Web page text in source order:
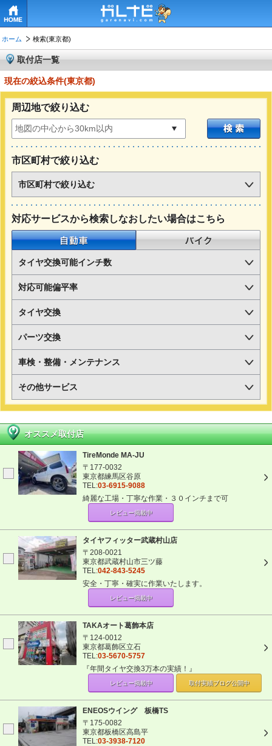
ホーム 検索(東京都)
取付店一覧
現在の絞込条件(東京都)
周辺地で絞り込む
市区町村で絞り込む
市区町村で絞り込む
対応サービスから検索しなおしたい場合はこちら
自動車
タイヤ交換可能インチ数
対応可能偏平率
タイヤ交換
パーツ交換
車検・整備・メンテナンス
その他サービス
オススメ取付店
TireMonde MA-JU
〒177-0032
東京都練馬区谷原
TEL:03-6915-9088
綺麗な工場・丁寧な作業・３０インチまで可
レビュー掲載中
タイヤフィッター武蔵村山店
〒208-0021
東京都武蔵村山市三ツ藤
TEL:042-843-5245
安全・丁寧・確実に作業いたします。
レビュー掲載中
TAKAオート葛飾本店
〒124-0012
東京都葛飾区立石
TEL:03-5670-5757
『年間タイヤ交換3万本の実績！』
レビュー掲載中 取付実績ブログ公開中
ENEOSウイング 板橋TS
〒175-0082
東京都板橋区高島平
TEL:03-3938-7120